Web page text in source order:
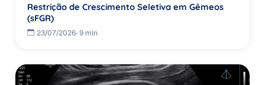
Restrição de Crescimento Seletiva em Gêmeos
(sFGR)
23/07/2026· 9 min